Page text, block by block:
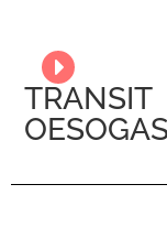
TRANSIT